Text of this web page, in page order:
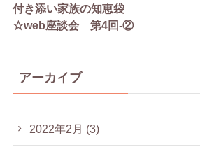
付き添い家族の知恵袋
☆web座談会 第4回-②
アーカイブ
2022年2月 (3)